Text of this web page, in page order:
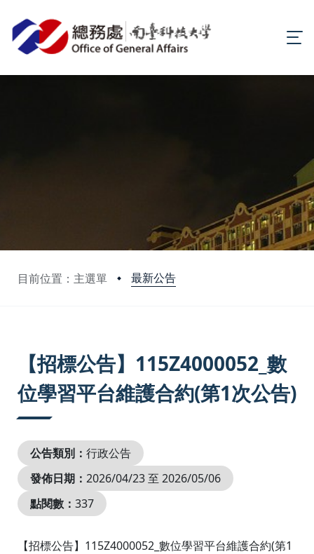
目前位置：主選單 最新公告
【招標公告】115Z4000052_數
位學習平台維護合約(第1次公告)
公告類別： 行政公告
發佈日期： 2026/04/23 至 2026/05/06
點閱數： 337
【招標公告】115Z4000052_數位學習平台維護合約(第1